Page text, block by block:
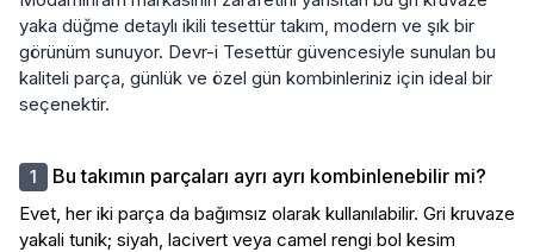
yaka düğme detaylı ikili tesettür takım, modern ve şık bir
görünüm sunuyor. Devr-i Tesettür güvencesiyle sunulan bu
kaliteli parça, günlük ve özel gün kombinleriniz için ideal bir
seçenektir.
Bu takımın parçaları ayrı ayrı kombinlenebilir mi?
Evet, her iki parça da bağımsız olarak kullanılabilir. Gri kruvaze
yakali tunik; siyah, lacivert veya camel rengi bol kesim